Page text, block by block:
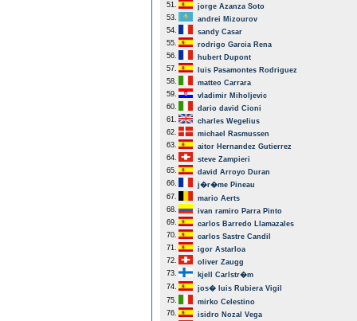
51.
jorge Azanza Soto
53.
andrei Mizourov
54.
sandy Casar
55.
rodrigo Garcia Rena
56.
hubert Dupont
57.
luis Pasamontes Rodriguez
58.
matteo Carrara
59.
vladimir Miholjevic
60.
dario david Cioni
61.
charles Wegelius
62.
michael Rasmussen
63.
aitor Hernandez Gutierrez
64.
steve Zampieri
65.
david Arroyo Duran
66.
j�r�me Pineau
67.
mario Aerts
68.
ivan ramiro Parra Pinto
69.
carlos Barredo Llamazales
70.
carlos Sastre Candil
71.
igor Astarloa
72.
oliver Zaugg
73.
kjell Carlstr�m
74.
jos� luis Rubiera Vigil
75.
mirko Celestino
76.
isidro Nozal Vega